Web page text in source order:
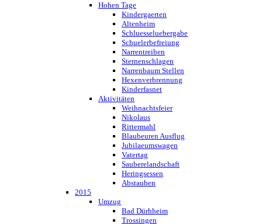
Hohen Tage
Kindergaerten
Altenheim
Schluesseluebergabe
Schuelerbefreiung
Narrentreiben
Sternenschlagen
Narrenbaum Stellen
Hexenverbrennung
Kinderfasnet
Aktivitäten
Weihnachtsfeier
Nikolaus
Rittermahl
Blaubeuren Ausflug
Jubilaeumswagen
Vatertag
Sauberelandschaft
Heringsessen
Abstauben
2015
Umzug
Bad Dürhheim
Trossingen